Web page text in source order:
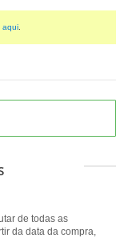
aqui.
de todas as
da data da compra,